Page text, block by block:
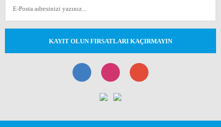
KAYIT OLUN FIRSATLARI KAÇIRMAYIN